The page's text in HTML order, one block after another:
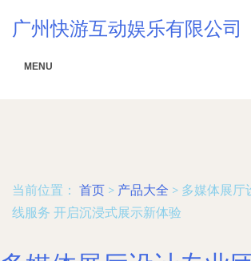
广州快游互动娱乐有限公司
MENU
当前位置： 首页 > 产品大全 > 多媒体展厅
线服务 开启沉浸式展示新体验